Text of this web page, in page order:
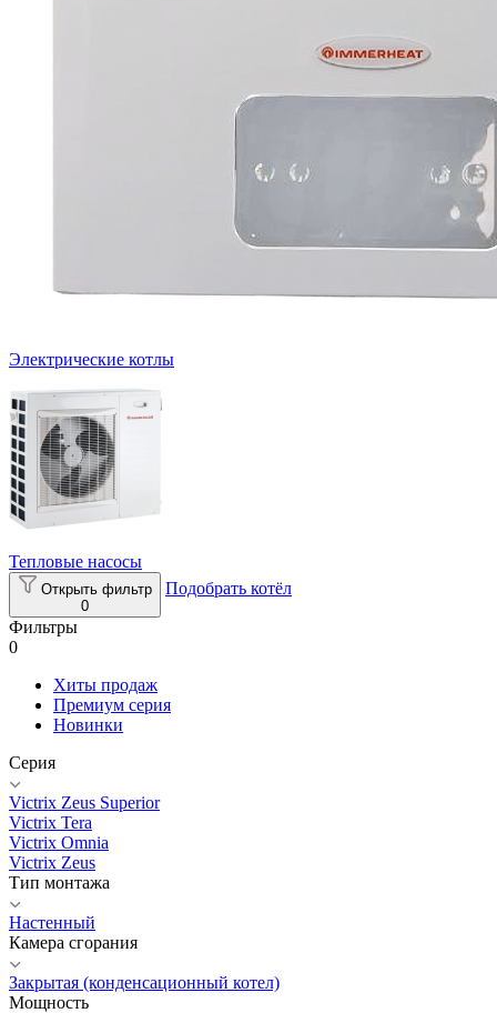
Электрические котлы
Тепловые насосы
Открыть фильтр
0
Подобрать котёл
Фильтры
0
Хиты продаж
Премиум серия
Новинки
Серия
Victrix Zeus Superior
Victrix Tera
Victrix Omnia
Victrix Zeus
Тип монтажа
Настенный
Камера сгорания
Закрытая (конденсационный котел)
Мощность